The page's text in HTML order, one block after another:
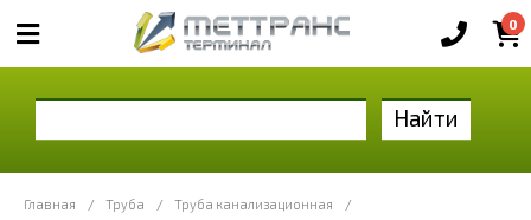
0
Найти
Главная / Труба / Труба канализационная
/